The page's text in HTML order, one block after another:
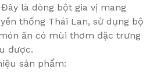
là dòng bột gia vị mang
thống Thái Lan, sử dụng bộ
ăn có mùi thơm đặc trưng
được.
sản phẩm: